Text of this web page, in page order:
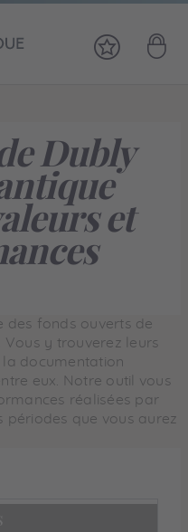
Dubly
et
des fonds ouverts de
Vous y trouverez leurs
la documentation
eux. Notre outil vous
réalisées par
périodes que vous aurez